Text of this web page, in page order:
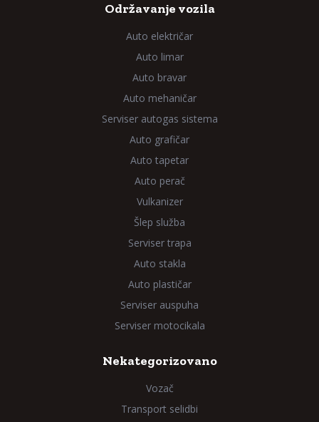
Održavanje vozila
Auto električar
Auto limar
Auto bravar
Auto mehaničar
Serviser autogas sistema
Auto grafičar
Auto tapetar
Auto perač
Vulkanizer
Šlep služba
Serviser trapa
Auto stakla
Auto plastičar
Serviser auspuha
Serviser motocikala
Nekategorizovano
Vozač
Transport selidbi